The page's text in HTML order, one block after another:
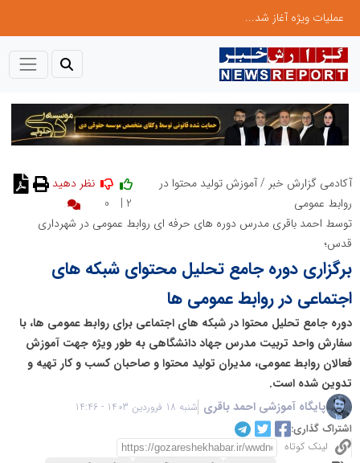
عملیات ویژه آغاز شد...
آکادمی گزارش خبر / آموزش تولید محتوا در
روابط عمومی
2 |
0
نظر دهید
توسط احمد باقری مدرس دوره های حرفه ای روابط عمومی در شهرداری
قدس؛
برگزاری دوره جامع تحلیل محتوای شبکه های
اجتماعی در روابط عمومی ها
دوره جامع تحلیل محتوا در شبکه های اجتماعی برای روابط عمومی ها، با
سفارش واحد تربیت مدرس جهاد دانشگاهی به طور ویژه جهت آموزش
فعالان روابط عمومی، مدیران تولید محتوا و صاحبان کسب و کار تهیه و
تدوین شده است.
پایگاه آموزشی احمد باقری شنبه 18 فروردین 1403 - 14:46
اشتراک گذاری:
لینک کوتاه